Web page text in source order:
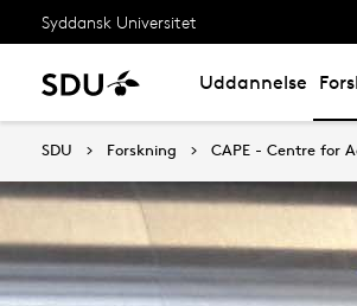
Syddansk Universitet
Uddannelse
SDU Forskning CAPE - Centre for